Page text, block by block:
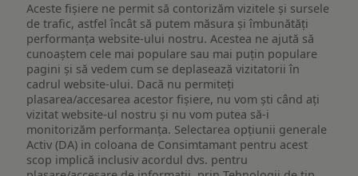
Aceste fișiere ne permit să contorizăm vizitele și sursele
de trafic, astfel încât să putem măsura și îmbunătăți
performanța website-ului nostru. Acestea ne ajută să
cunoaștem cele mai populare sau mai puțin populare
pagini și să vedem cum se deplasează vizitatorii în
cadrul website-ului. Dacă nu permiteți
plasarea/accesarea acestor fișiere, nu vom ști când ați
vizitat website-ul nostru și nu vom putea să-i
monitorizăm performanța. Selectarea opțiunii generale
Activ (DA) in coloana de Consimtamant pentru acest
scop implică inclusiv acordul dvs. pentru